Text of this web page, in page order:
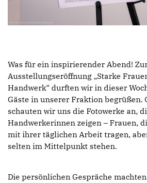
Was für ein inspirierender Abend!
Ausstellungseröffnung „Starke
Handwerk“ durften wir in dieser
Gäste in unserer Fraktion begrüßen.
schauten wir uns die Fotowerke an,
Handwerkerinnen zeigen – Frauen,
mit ihrer täglichen Arbeit tragen,
selten im Mittelpunkt stehen.
Die persönlichen Gespräche